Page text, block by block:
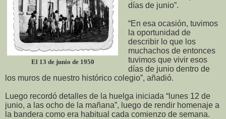
El 13 de junio de 1950
días de junio”.
“En esa ocasión, tuvimos
la oportunidad de
describir lo que los
muchachos de entonces
tuvimos que vivir esos
días de junio dentro de
los muros de nuestro histórico colegio”, añadió.
Luego recordó detalles de la huelga iniciada “lunes 12 de
junio, a las ocho de la mañana”, luego de rendir homenaje a
la bandera como era habitual cada comienzo de semana.